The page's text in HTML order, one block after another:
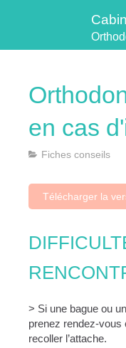
en cas
Fiches conseils
Télécharger la
> Si une bague ou
prenez rendez-vous
recoller l’attache.